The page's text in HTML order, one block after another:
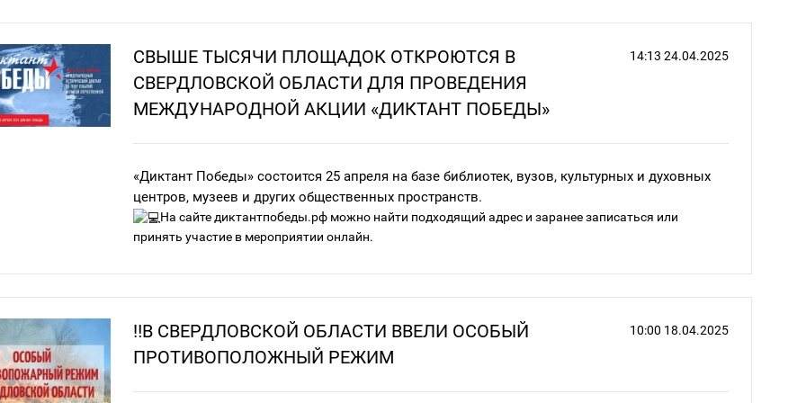
14:13 24.04.2025
СВЫШЕ ТЫСЯЧИ ПЛОЩАДОК ОТКРОЮТСЯ В
СВЕРДЛОВСКОЙ ОБЛАСТИ ДЛЯ ПРОВЕДЕНИЯ
МЕЖДУНАРОДНОЙ АКЦИИ «ДИКТАНТ ПОБЕДЫ»
«Диктант Победы» состоится 25 апреля на базе библиотек, вузов, культурных и духовных
центров, музеев и других общественных пространств.
На сайте диктантпобеды.рф можно найти подходящий адрес и заранее записаться или
принять участие в мероприятии онлайн.
Задания делятся на два блока:
несколько вопросов, касающихся специальной военной операции
добровольческий танковый корпус.
10:00 18.04.2025
‼️В СВЕРДЛОВСКОЙ ОБЛАСТИ ВВЕЛИ ОСОБЫЙ
ПРОТИВОПОЛОЖНЫЙ РЕЖИМ